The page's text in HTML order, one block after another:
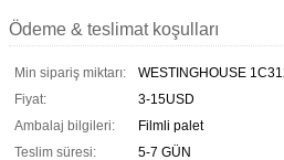
Ödeme & teslimat koşulları
Min sipariş miktarı:
WESTINGHOUSE
Fiyat:
3-15USD
Ambalaj bilgileri:
Filmli palet
Teslim süresi:
5-7 GÜN